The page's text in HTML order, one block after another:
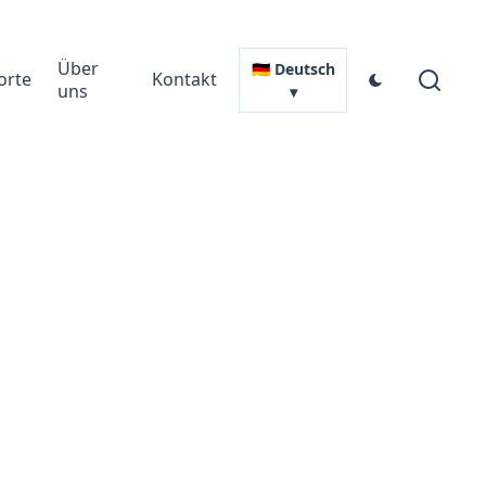
Über
uns
Kontakt
🇩🇪 Deutsch
▾